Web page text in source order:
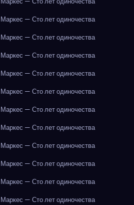
Маркес — Сто лет одиночества
Маркес — Сто лет одиночества
Маркес — Сто лет одиночества
Маркес — Сто лет одиночества
Маркес — Сто лет одиночества
Маркес — Сто лет одиночества
Маркес — Сто лет одиночества
Маркес — Сто лет одиночества
Маркес — Сто лет одиночества
Маркес — Сто лет одиночества
Маркес — Сто лет одиночества